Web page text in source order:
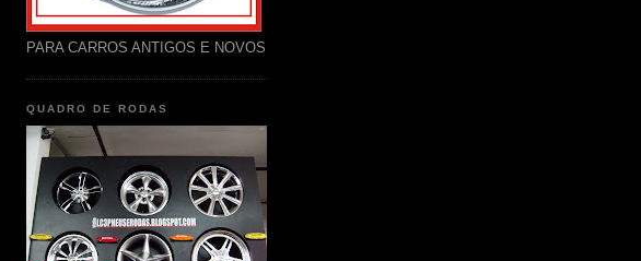
PARA CARROS ANTIGOS E NOVOS
QUADRO DE RODAS